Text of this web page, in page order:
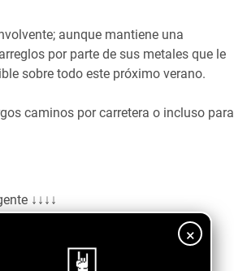
×
aunque mantiene una
por parte de sus metales que le
sobre todo este próximo verano.
caminos por carretera o incluso para
↓↓↓↓